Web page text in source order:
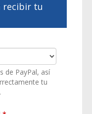
recibir tu
de PayPal, así
tu